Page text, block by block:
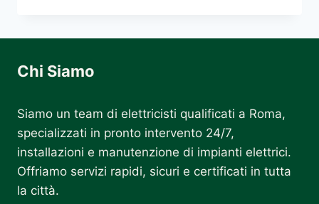
Chi Siamo
Siamo un team di elettricisti qualificati a Roma,
specializzati in pronto intervento 24/7,
installazioni e manutenzione di impianti elettrici.
Offriamo servizi rapidi, sicuri e certificati in tutta
la città.